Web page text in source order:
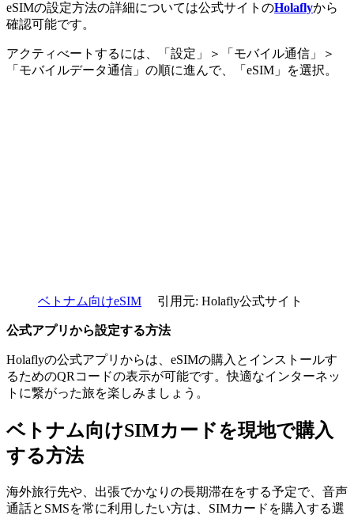
eSIMの設定方法の詳細については公式サイトのHolaflyから
確認可能です。
アクティべートするには、「設定」＞「モバイル通信」＞
「モバイルデータ通信」の順に進んで、「eSIM」を選択。
ベトナム向けeSIM 引用元: Holafly公式サイト
公式アプリから設定する方法
Holaflyの公式アプリからは、eSIMの購入とインストールす
るためのQRコードの表示が可能です。快適なインターネッ
トに繋がった旅を楽しみましょう。
ベトナム向けSIMカードを現地で購入
する方法
海外旅行先や、出張でかなりの長期滞在をする予定で、音声
通話とSMSを常に利用したい方は、SIMカードを購入する選